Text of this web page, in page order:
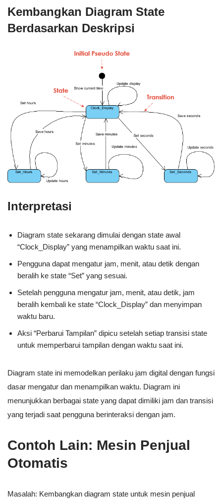
Kembangkan Diagram State
Berdasarkan Deskripsi
Interpretasi
Diagram state sekarang dimulai dengan state awal
“Clock_Display” yang menampilkan waktu saat ini.
Pengguna dapat mengatur jam, menit, atau detik dengan
beralih ke state “Set” yang sesuai.
Setelah pengguna mengatur jam, menit, atau detik, jam
beralih kembali ke state “Clock_Display” dan menyimpan
waktu baru.
Aksi “Perbarui Tampilan” dipicu setelah setiap transisi state
untuk memperbarui tampilan dengan waktu saat ini.
Diagram state ini memodelkan perilaku jam digital dengan fungsi
dasar mengatur dan menampilkan waktu. Diagram ini
menunjukkan berbagai state yang dapat dimiliki jam dan transisi
yang terjadi saat pengguna berinteraksi dengan jam.
Contoh Lain: Mesin Penjual
Otomatis
Masalah: Kembangkan diagram state untuk mesin penjual